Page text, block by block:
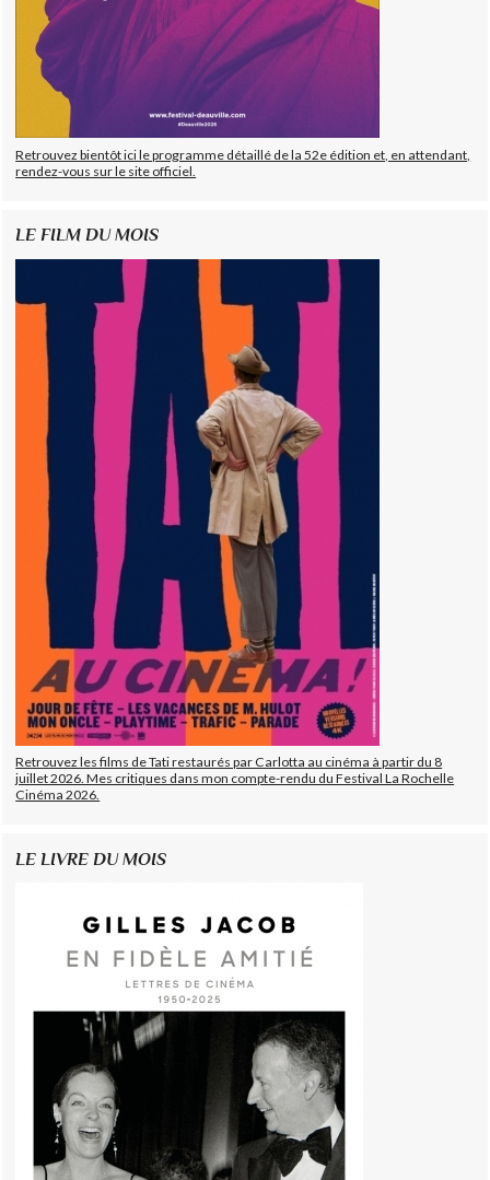
Retrouvez bientôt ici le programme détaillé de la 52e édition et, en attendant,
rendez-vous sur le site officiel.
LE FILM DU MOIS
Retrouvez les films de Tati restaurés par Carlotta au cinéma à partir du 8
juillet 2026. Mes critiques dans mon compte-rendu du Festival La Rochelle
Cinéma 2026.
LE LIVRE DU MOIS